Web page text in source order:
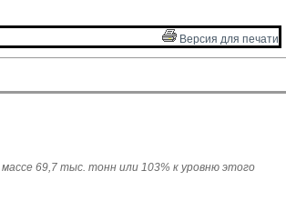
Версия для печати
69,7 тыс. тонн или 103% к уровню этого